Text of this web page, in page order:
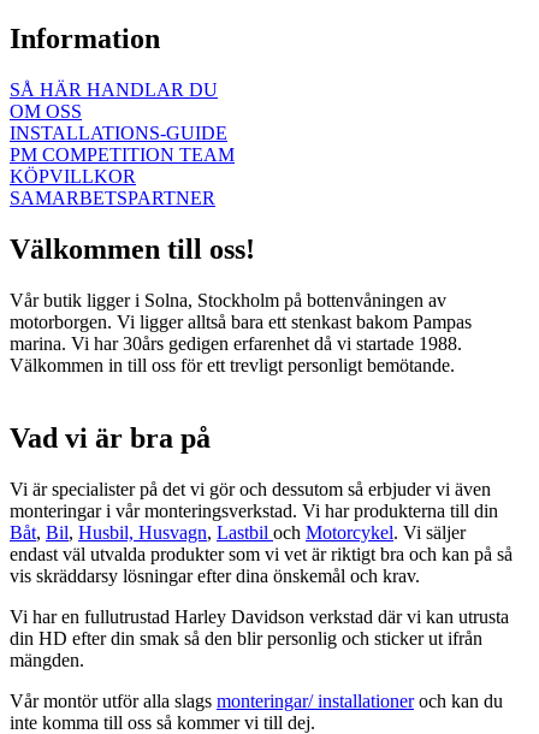
Information
SÅ HÄR HANDLAR DU
OM OSS
INSTALLATIONS-GUIDE
PM COMPETITION TEAM
KÖPVILLKOR
SAMARBETSPARTNER
Välkommen till oss!
Vår butik ligger i Solna, Stockholm på bottenvåningen av
motorborgen. Vi ligger alltså bara ett stenkast bakom Pampas
marina. Vi har 30års gedigen erfarenhet då vi startade 1988.
Välkommen in till oss för ett trevligt personligt bemötande.
Vad vi är bra på
Vi är specialister på det vi gör och dessutom så erbjuder vi även
monteringar i vår monteringsverkstad. Vi har produkterna till din
Båt, Bil, Husbil, Husvagn, Lastbil och Motorcykel. Vi säljer
endast väl utvalda produkter som vi vet är riktigt bra och kan på så
vis skräddarsy lösningar efter dina önskemål och krav.
Vi har en fullutrustad Harley Davidson verkstad där vi kan utrusta
din HD efter din smak så den blir personlig och sticker ut ifrån
mängden.
Vår montör utför alla slags monteringar/ installationeroch kan du
inte komma till oss så kommer vi till dej.